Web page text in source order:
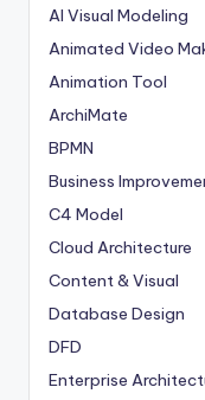
AI Visual Modeling
Animated Video
Animation Tool
ArchiMate
BPMN
Business
C4 Model
Cloud Architecture
Content & Visual
Database Design
DFD
Enterprise